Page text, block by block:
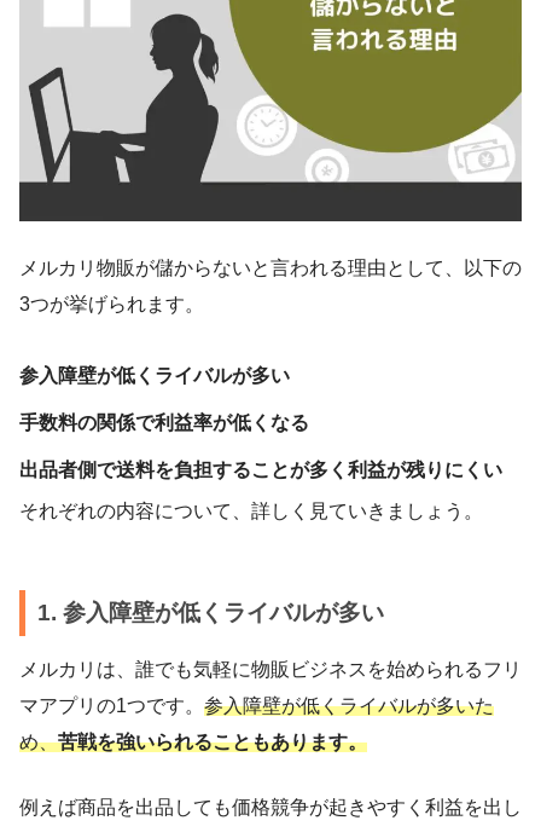
メルカリ物販が儲からないと言われる理由として、以下の
3つが挙げられます。
参入障壁が低くライバルが多い
手数料の関係で利益率が低くなる
出品者側で送料を負担することが多く利益が残りにくい
それぞれの内容について、詳しく見ていきましょう。
1. 参入障壁が低くライバルが多い
メルカリは、誰でも気軽に物販ビジネスを始められるフリ
マアプリの1つです。 参入障壁が低くライバルが多いた
め、苦戦を強いられることもあります。
例えば商品を出品しても価格競争が起きやすく利益を出し